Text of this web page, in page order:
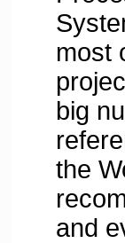
most
big
the
and